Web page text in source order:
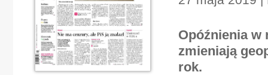
Opóźnienia w
zmieniają
rok.